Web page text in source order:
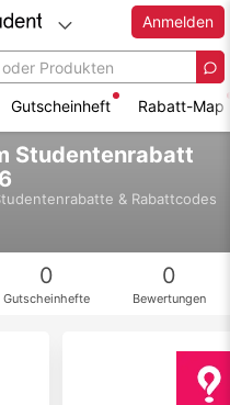
Anmelden
Gutscheinheft Rabatt-Map
Studentenrabatt
& Rabattcodes
0
Gutscheinhefte
0
Bewertungen